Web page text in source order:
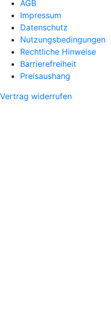
AGB
Impressum
Datenschutz
Nutzungsbedingungen
Rechtliche Hinweise
Barrierefreiheit
Preisaushang
Vertrag widerrufen